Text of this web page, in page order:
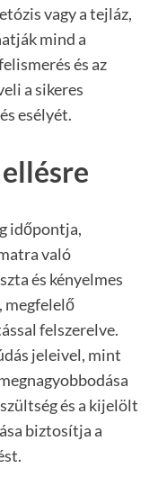
vagy a tejláz,
mind a
és az
a sikeres
esélyét.
időpontja,
való
és kényelmes
megfelelő
felszerelve.
jeleivel, mint
és a kijelölt
biztosítja a